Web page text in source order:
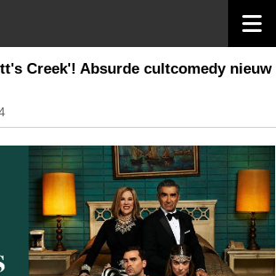
Creek'! Absurde cultcomedy nieuw